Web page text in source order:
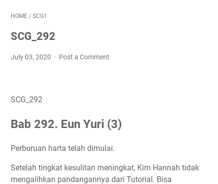
HOME / SCG1
SCG_292
July 03, 2020 Post a Comment
SCG_292
Bab 292. Eun Yuri (3)
Perburuan harta telah dimulai.
Setelah tingkat kesulitan meningkat, Kim Hannah tidak
mengalihkan pandangannya dari Tutorial. Bisa